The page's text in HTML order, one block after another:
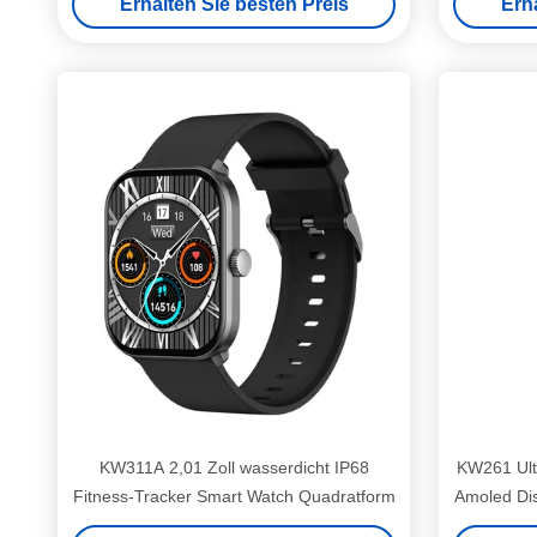
Erhalten Sie besten Preis
KW311A 2,01 Zoll wasserdicht IP68
Fitness-Tracker Smart Watch Quadratform
KW261
Amoled